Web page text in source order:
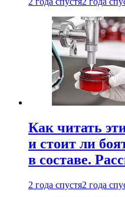
Как читать
и стоит ли
в составе.
2 года спустя2 года